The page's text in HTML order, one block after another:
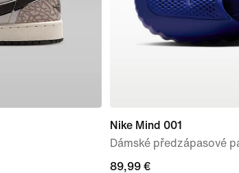
Nike Mind 001
Dámské předzápasové
89,99 €
89,99 €